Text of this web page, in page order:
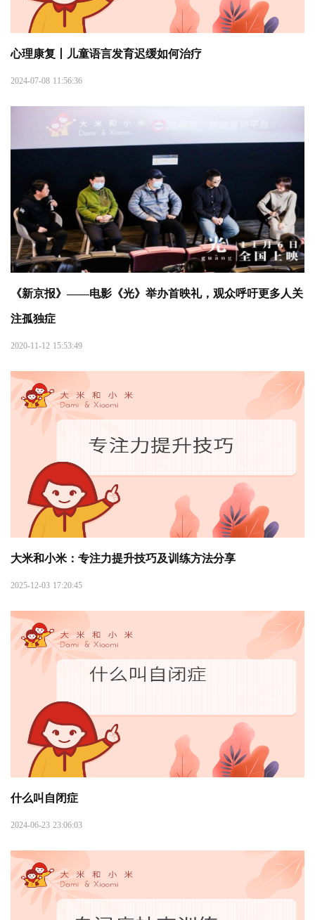
心理康复丨儿童语言发育迟缓如何治疗
2024-07-08 11:56:36
《新京报》——电影《光》举办首映礼，观众呼吁更多人关
注孤独症
2020-11-12 15:53:49
大米和小米：专注力提升技巧及训练方法分享
2025-12-03 17:20:45
什么叫自闭症
2024-06-23 23:06:03